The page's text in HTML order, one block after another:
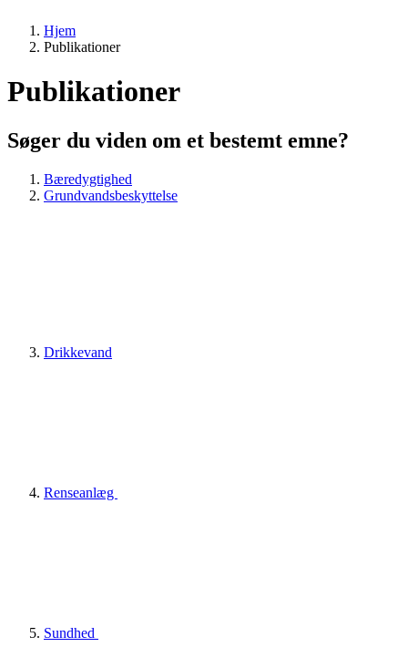
Hjem
Publikationer
Publikationer
Søger du viden om et bestemt emne?
Bæredygtighed
Grundvandsbeskyttelse
Drikkevand
Renseanlæg
Sundhed